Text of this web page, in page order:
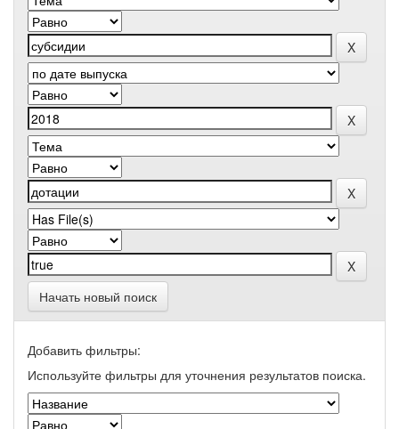
Начать новый поиск
Добавить фильтры:
Используйте фильтры для уточнения результатов поиска.